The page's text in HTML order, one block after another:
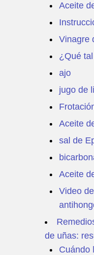
Aceite
Vinagre
¿Qué
ajo
jugo de
Aceite
sal de
Aceite
Video
de uñas:
Cuándo